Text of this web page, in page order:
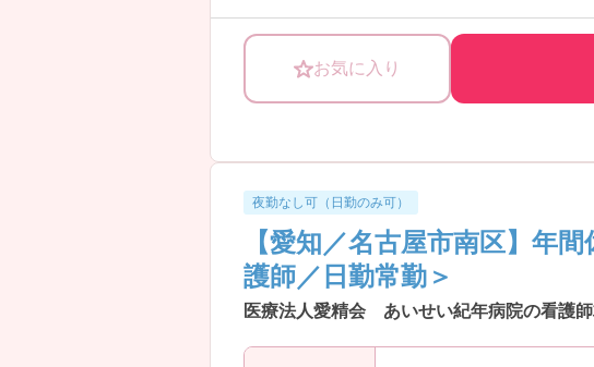
―――――――――――――――
■ ライフスタイルに合わせて働ける勤務体制
―――――――――――――――
・夜勤は休憩時間を確保したシフトを敷いています
→ 生活リズムを考えながら働きやすい環境です
―――――――――――――――
■ 一人に頼らない、安心の教育サポート
―――――――――――――――
段階的な成長を前提とした育成を大切にしていま
・配属前後の研修、定期的な時間内研修を実施
お気に入り
夜勤なし可（日勤のみ可）
【愛知／名古屋市南区】年
護師／日勤常勤＞
医療法人愛精会 あいせい紀年病院の看護